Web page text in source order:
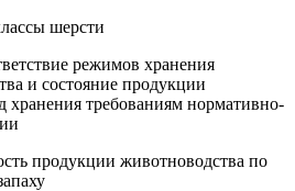
шерсти
режимов хранения
и состояние продукции
хранения требованиям нормативно-
продукции животноводства по